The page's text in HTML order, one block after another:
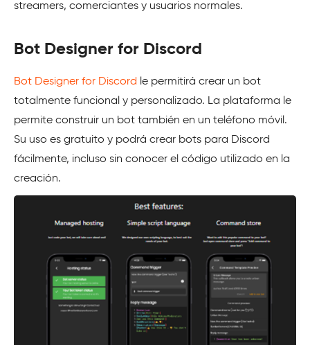
streamers, comerciantes y usuarios normales.
Bot Designer for Discord
Bot Designer for Discord le permitirá crear un bot
totalmente funcional y personalizado. La plataforma le
permite construir un bot también en un teléfono móvil.
Su uso es gratuito y podrá crear bots para Discord
fácilmente, incluso sin conocer el código utilizado en la
creación.